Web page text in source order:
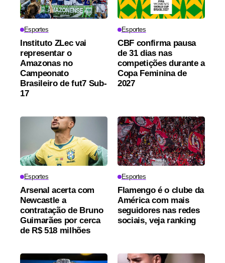
Esportes
Instituto ZLec vai
representar o
Amazonas no
Campeonato
Brasileiro de fut7 Sub-
17
Esportes
CBF confirma pausa
de 31 dias nas
competições durante a
Copa Feminina de
2027
Esportes
Arsenal acerta com
Newcastle a
contratação de Bruno
Guimarães por cerca
de R$ 518 milhões
Esportes
Flamengo é o clube da
América com mais
seguidores nas redes
sociais, veja ranking